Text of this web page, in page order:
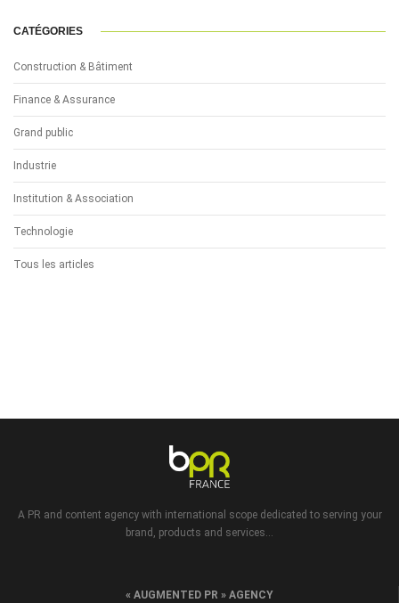
CATÉGORIES
Construction & Bâtiment
Finance & Assurance
Grand public
Industrie
Institution & Association
Technologie
Tous les articles
A PR and content agency with international scope dedicated to serving your
brand, products and services...
« AUGMENTED PR » AGENCY